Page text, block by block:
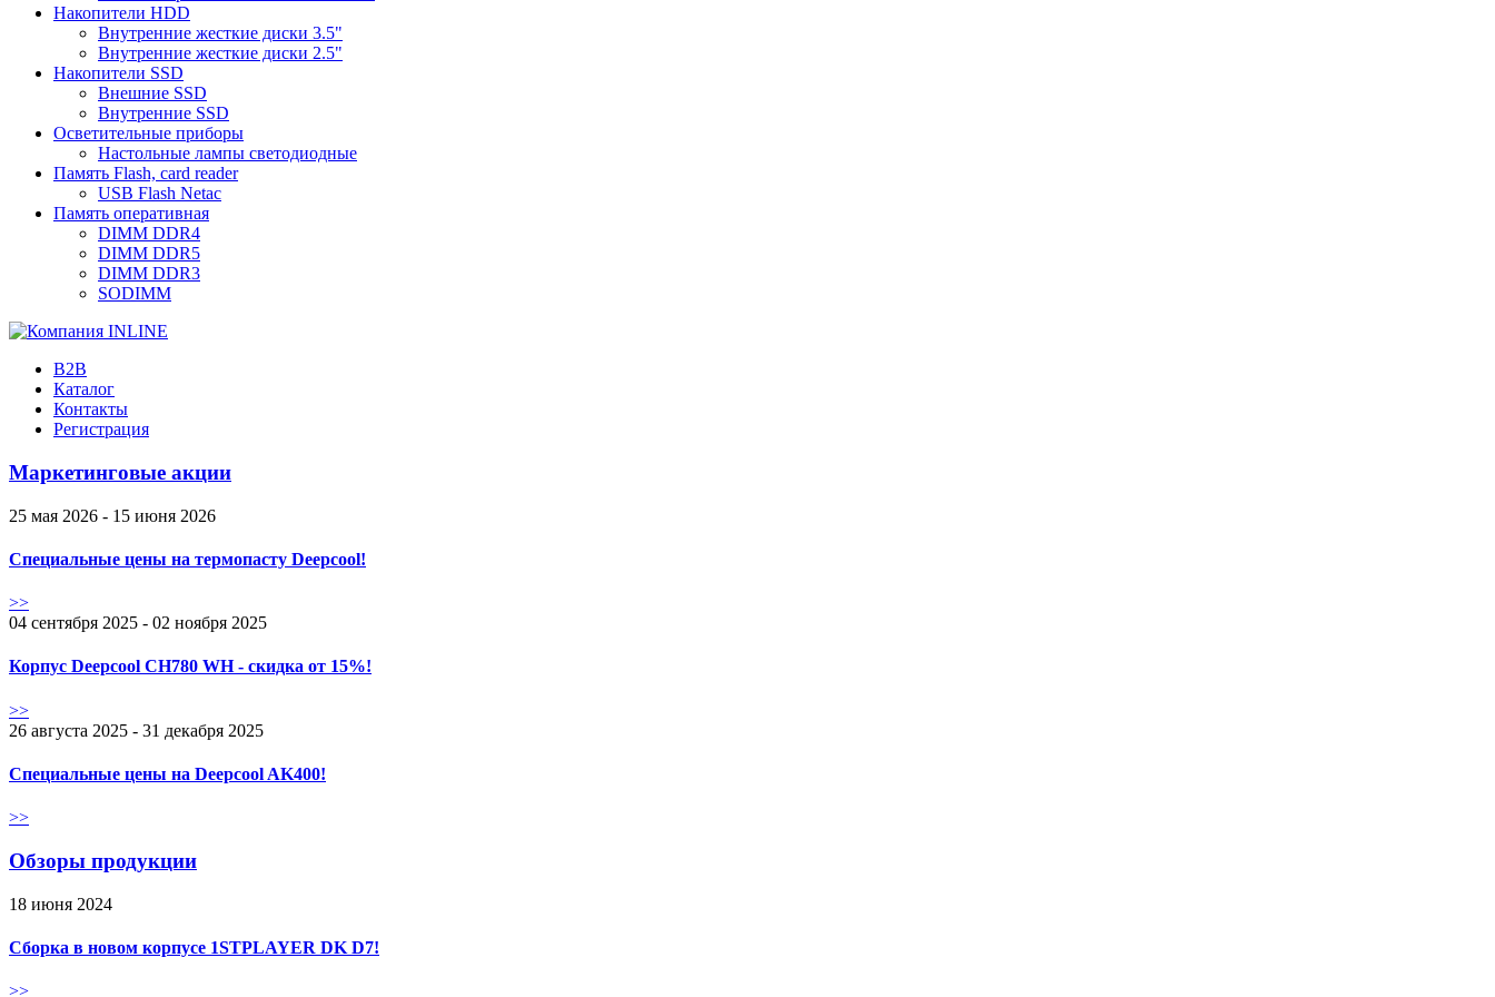
Накопители HDD
Внутренние жесткие диски 3.5"
Внутренние жесткие диски 2.5"
Накопители SSD
Внешние SSD
Внутренние SSD
Осветительные приборы
Настольные лампы светодиодные
Память Flash, card reader
USB Flash Netac
Память оперативная
DIMM DDR4
DIMM DDR5
DIMM DDR3
SODIMM
B2B
Каталог
Контакты
Регистрация
Маркетинговые акции
25 мая 2026 - 15 июня 2026
Специальные цены на термопасту Deepcool!
>>
04 сентября 2025 - 02 ноября 2025
Корпус Deepcool CH780 WH - скидка от 15%!
>>
26 августа 2025 - 31 декабря 2025
Специальные цены на Deepcool AK400!
>>
Обзоры продукции
18 июня 2024
Сборка в новом корпусе 1STPLAYER DK D7!
>>